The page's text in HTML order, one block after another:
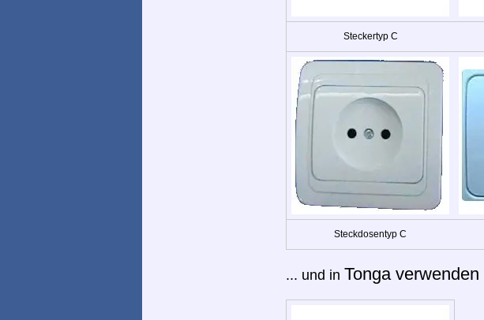
Steckertyp C
Steckdosentyp C
... und in Tonga verwenden